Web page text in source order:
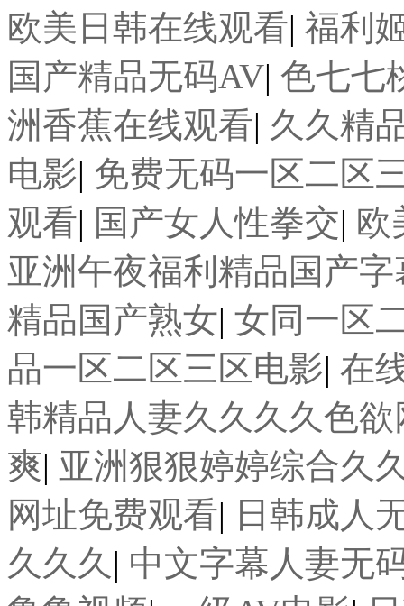
欧美日韩在线观看| 福利
国产精品无码AV| 色七七
洲香蕉在线观看| 久久精
电影| 免费无码一区二区
观看| 国产女人性拳交| 欧
亚洲午夜福利精品国产字
精品国产熟女| 女同一区
品一区二区三区电影| 在
韩精品人妻久久久久色
爽| 亚洲狠狠婷婷综合久
网址免费观看| 日韩成人
久久久 | 中文字幕人妻无